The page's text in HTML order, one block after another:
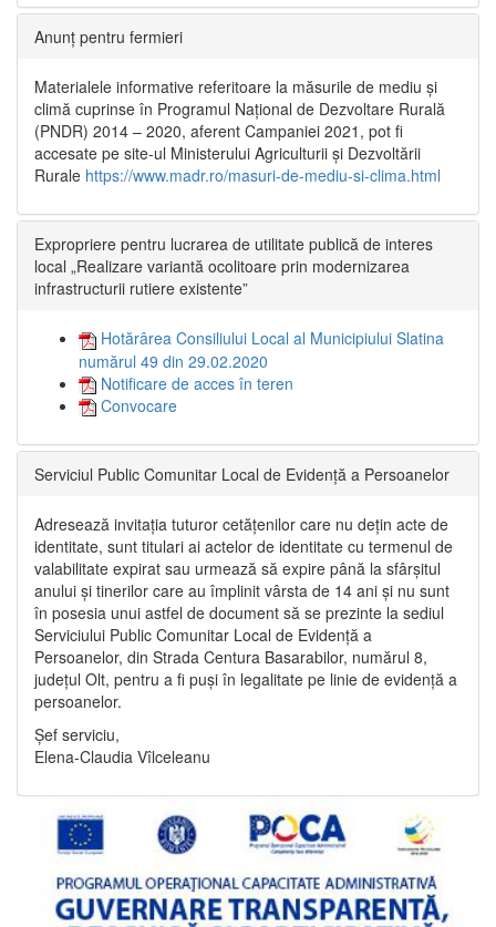
Anunț pentru fermieri
Materialele informative referitoare la măsurile de mediu și
climă cuprinse în Programul Național de Dezvoltare Rurală
(PNDR) 2014 – 2020, aferent Campaniei 2021, pot fi
accesate pe site-ul Ministerului Agriculturii și Dezvoltării
Rurale https://www.madr.ro/masuri-de-mediu-si-clima.html
Expropriere pentru lucrarea de utilitate publică de interes
local „Realizare variantă ocolitoare prin modernizarea
infrastructurii rutiere existente”
Hotărârea Consiliului Local al Municipiului Slatina
numărul 49 din 29.02.2020
Notificare de acces în teren
Convocare
Serviciul Public Comunitar Local de Evidență a Persoanelor
Adresează invitația tuturor cetățenilor care nu dețin acte de
identitate, sunt titulari ai actelor de identitate cu termenul de
valabilitate expirat sau urmează să expire până la sfârșitul
anului și tinerilor care au împlinit vârsta de 14 ani și nu sunt
în posesia unui astfel de document să se prezinte la sediul
Serviciului Public Comunitar Local de Evidență a
Persoanelor, din Strada Centura Basarabilor, numărul 8,
județul Olt, pentru a fi puși în legalitate pe linie de evidență a
persoanelor.
Șef serviciu,
Elena-Claudia Vîlceleanu